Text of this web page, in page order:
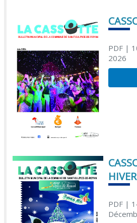
PDF|
2026
PDF|